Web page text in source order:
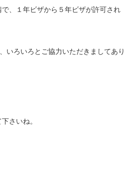
、１年ビザから５年ビザが許可され
いろいろとご協力いただきましてあり
さいね。